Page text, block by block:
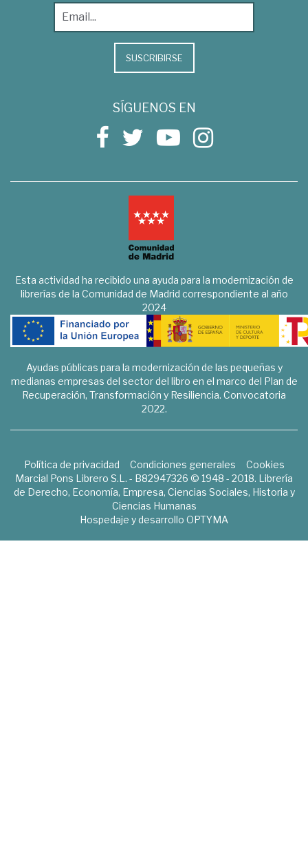
SUSCRIBIRSE
SÍGUENOS EN
Esta actividad ha recibido una ayuda para la modernización de
librerías de la Comunidad de Madrid correspondiente al año
2024
Ayudas públicas para la modernización de las pequeñas y
medianas empresas del sector del libro en el marco del Plan de
Recuperación, Transformación y Resiliencia. Convocatoria
2022.
Política de privacidad Condiciones generales
Cookies
Marcial Pons Librero S.L. - B82947326 © 1948 - 2018. Librería
de Derecho, Economía, Empresa, Ciencias Sociales, Historia y
Ciencias Humanas
Hospedaje y desarrollo OPTYMA